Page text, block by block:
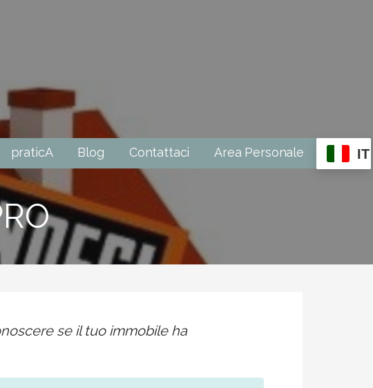
praticA Blog Contattaci Area Personale IT
se il tuo immobile ha